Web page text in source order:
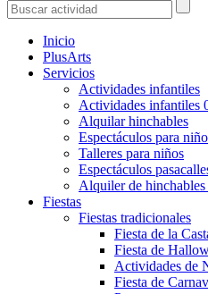
Inicio
PlusArts
Servicios
Actividades infantiles
Actividades infantiles
Alquilar hinchables
Espectáculos para
Talleres para niños
Espectáculos
Alquiler de
Fiestas
Fiestas tradicionales
Fiesta de la
Fiesta de
Actividades de
Fiesta de